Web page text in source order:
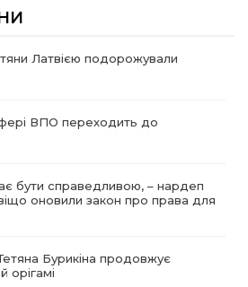
Латвією подорожували
ВПО переходить до
бути справедливою, – нардеп
оновили закон про права для
Бурикіна продовжує
орігамі